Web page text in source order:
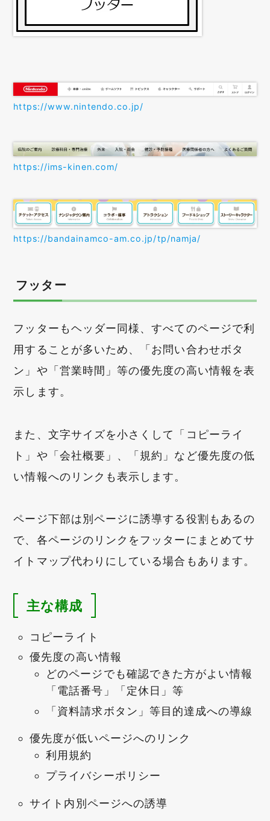
https://www.nintendo.co.jp/
https://ims-kinen.com/
https://bandainamco-am.co.jp/tp/namja/
フッター
フッターもヘッダー同様、すべてのページで利
用することが多いため、「お問い合わせボタ
ン」や「営業時間」等の優先度の高い情報を表
示します。
また、文字サイズを小さくして「コピーライ
ト」や「会社概要」、「規約」など優先度の低
い情報へのリンクも表示します。
ページ下部は別ページに誘導する役割もあるの
で、各ページのリンクをフッターにまとめてサ
イトマップ代わりにしている場合もあります。
主な構成
コピーライト
優先度の高い情報
どのページでも確認できた方がよい情報
「電話番号」「定休日」等
「資料請求ボタン」等目的達成への導線
優先度が低いページへのリンク
利用規約
プライバシーポリシー
サイト内別ページへの誘導